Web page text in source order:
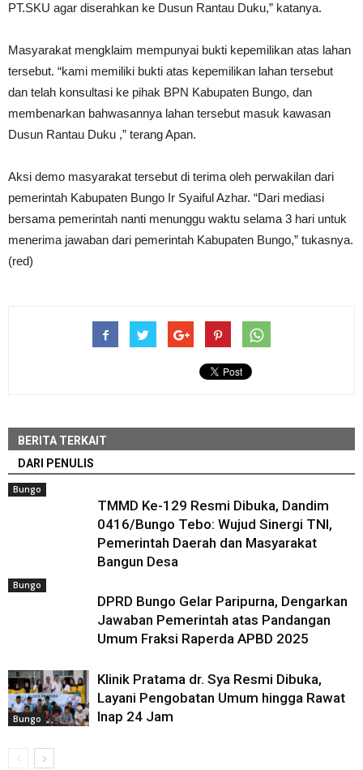
PT.SKU agar diserahkan ke Dusun Rantau Duku,” katanya.
Masyarakat mengklaim mempunyai bukti kepemilikan atas lahan
tersebut. “kami memiliki bukti atas kepemilikan lahan tersebut
dan telah konsultasi ke pihak BPN Kabupaten Bungo, dan
membenarkan bahwasannya lahan tersebut masuk kawasan
Dusun Rantau Duku ,” terang Apan.
Aksi demo masyarakat tersebut di terima oleh perwakilan dari
pemerintah Kabupaten Bungo Ir Syaiful Azhar. “Dari mediasi
bersama pemerintah nanti menunggu waktu selama 3 hari untuk
menerima jawaban dari pemerintah Kabupaten Bungo,” tukasnya.
(red)
BERITA TERKAIT
DARI PENULIS
Bungo
TMMD Ke-129 Resmi Dibuka, Dandim
0416/Bungo Tebo: Wujud Sinergi TNI,
Pemerintah Daerah dan Masyarakat
Bangun Desa
Bungo
DPRD Bungo Gelar Paripurna, Dengarkan
Jawaban Pemerintah atas Pandangan
Umum Fraksi Raperda APBD 2025
Bungo
Klinik Pratama dr. Sya Resmi Dibuka,
Layani Pengobatan Umum hingga Rawat
Inap 24 Jam